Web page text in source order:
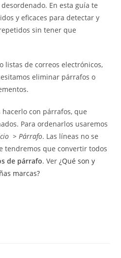
En esta guía te
y eficaces para detectar y
sin tener que
listas de correos electrónicos,
eliminar párrafos o
con párrafos, que
Para ordenarlos usaremos
> Párrafo. Las líneas no se
tendremos que convertir todos
de párrafo. Ver¿Qué son y
marcas?